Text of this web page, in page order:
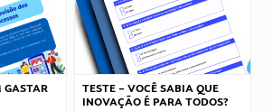
GASTAR
TESTE – VOCÊ SABIA QUE
INOVAÇÃO É PARA TODOS?